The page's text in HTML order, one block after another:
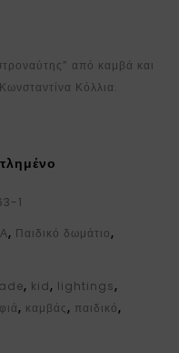
από καμβά και
Κόλλια.
1
, Παιδικό δωμάτιο,
, kid, lightings,
, καμβάς, παιδικό,